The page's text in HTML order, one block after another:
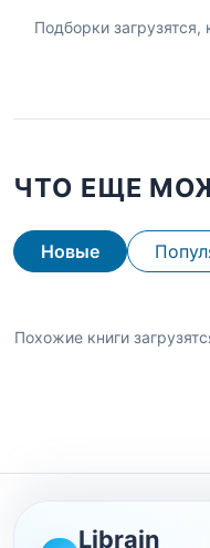
Подборки загрузятся,
ЧТО ЕЩЕ
Новые
Похожие книги
Librain